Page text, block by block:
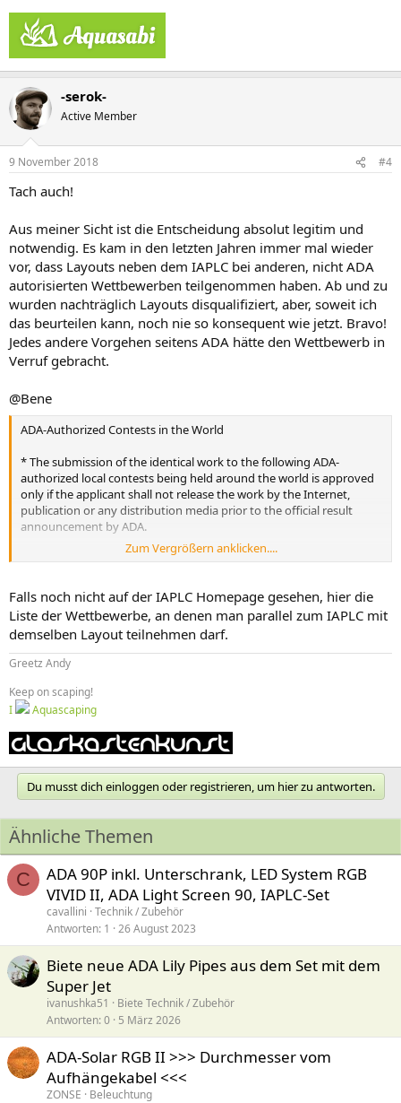
-serok-
Active Member
9 November 2018 #4
Tach auch!
Aus meiner Sicht ist die Entscheidung absolut legitim und
notwendig. Es kam in den letzten Jahren immer mal wieder
vor, dass Layouts neben dem IAPLC bei anderen, nicht ADA
autorisierten Wettbewerben teilgenommen haben. Ab und zu
wurden nachträglich Layouts disqualifiziert, aber, soweit ich
das beurteilen kann, noch nie so konsequent wie jetzt. Bravo!
Jedes andere Vorgehen seitens ADA hätte den Wettbewerb in
Verruf gebracht.
@Bene
ADA-Authorized Contests in the World
* The submission of the identical work to the following ADA-
authorized local contests being held around the world is approved
only if the applicant shall not release the work by the Internet,
publication or any distribution media prior to the official result
announcement by ADA.
AGA International Aquascaping Contest
European Aquatic Plants Layout Contest (EAPLC)
Organizer?European Aquaristics GmbH?Germany?
The Great Indian Aquascaping Contest?TGIAC?
Organizer?Still Water Aquatics?India?
Hungarian Aquascaping Contest?HAC?
Organizer?Green Aqua LLC.?Hungary?
Zum Vergrößern anklicken....
Falls noch nicht auf der IAPLC Homepage gesehen, hier die
Liste der Wettbewerbe, an denen man parallel zum IAPLC mit
demselben Layout teilnehmen darf.
Greetz Andy
Keep on scaping!
I
Aquascaping
Du musst dich einloggen oder registrieren, um hier zu antworten.
Ähnliche Themen
C
ADA 90P inkl. Unterschrank, LED System RGB
VIVID II, ADA Light Screen 90, IAPLC-Set
cavallini Technik / Zubehör
Antworten 1 26 August 2023
Biete neue ADA Lily Pipes aus dem Set mit dem
Super Jet
ivanushka51
Biete Technik / Zubehör
Antworten 0 5 März 2026
ADA-Solar RGB II >>> Durchmesser vom
Aufhängekabel <<<
ZONSE
Beleuchtung